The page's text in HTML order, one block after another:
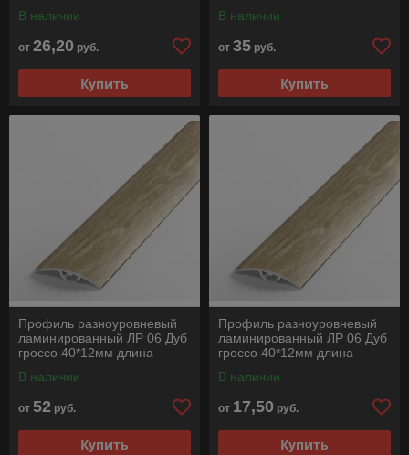
В наличии
от 26,20 руб.
Купить
В наличии
от 35 руб.
Купить
Профиль разноуровневый
ламинированный ЛР 06 Дуб
гроссо 40*12мм длина
В наличии
от 52 руб.
Купить
Профиль разноуровневый
ламинированный ЛР 06 Дуб
гроссо 40*12мм длина
В наличии
от 17,50 руб.
Купить